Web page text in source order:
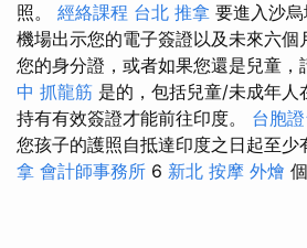
照。 經絡課程 台北 推拿 要進入沙
機場出示您的電子簽證以及未來六個
您的身分證，或者如果您還是兒童，
中 抓龍筋 是的，包括兒童/未成年人
持有有效簽證才能前往印度。 台胞
您孩子的護照自抵達印度之日起至少
拿 會計師事務所 6 新北 按摩 外燴